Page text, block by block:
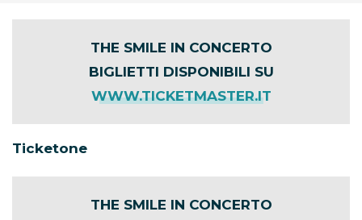
THE SMILE IN CONCERTO
BIGLIETTI DISPONIBILI SU
WWW.TICKETMASTER.IT
Ticketone
THE SMILE IN CONCERTO